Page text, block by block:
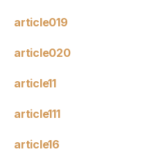
article019
article020
article11
article111
article16